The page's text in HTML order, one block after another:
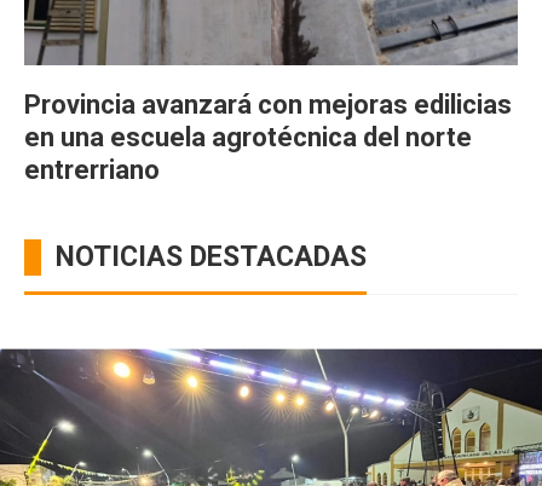
Provincia avanzará con mejoras edilicias
en una escuela agrotécnica del norte
entrerriano
NOTICIAS DESTACADAS